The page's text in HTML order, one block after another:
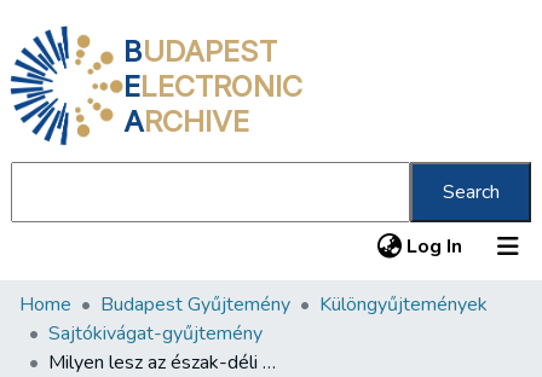
BUDAPEST
ELECTRONIC
ARCHIVE
Search
Log In (current)
Communities & Collections
All of DSpace
Home Budapest Gyűjtemény
Különgyűjtemények
Sajtókivágat-gyűjtemény
Milyen lesz az észak-déli metrószárny?